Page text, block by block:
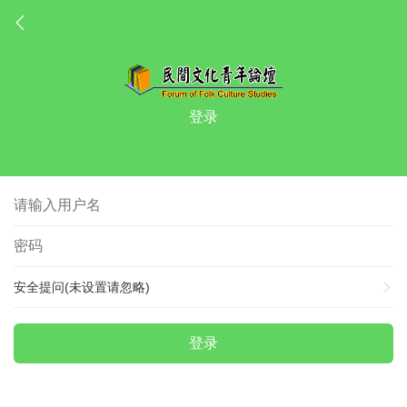
登录
安全提问(未设置请忽略)
登录